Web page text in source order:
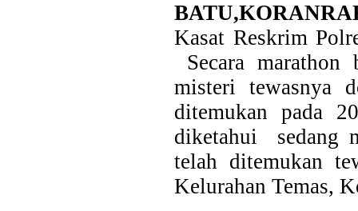
Kasat Reskrim
Secara marathon
misteri tewasnya
ditemukan pada
diketahui
sedang
telah ditemukan
Kelurahan Temas,